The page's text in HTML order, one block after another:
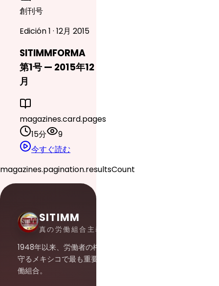
創刊号
Edición 1 · 12月 2015
SITIMMFORMA
第1号 — 2015年12
月
magazines.card.pages
15分
9
今すぐ読む
magazines.pagination.resultsCount
SITIMM
真の労働組合主義
1948年以来、労働者の権利を
守るメキシコで最も重要な労
働組合。